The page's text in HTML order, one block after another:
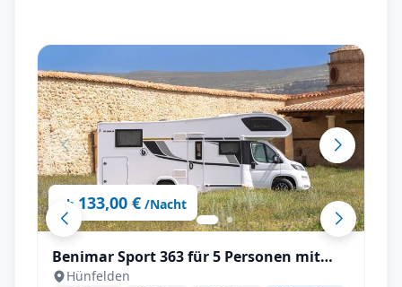
ab 133,00 € /Nacht
Benimar Sport 363 für 5 Personen mit
Hünfelden